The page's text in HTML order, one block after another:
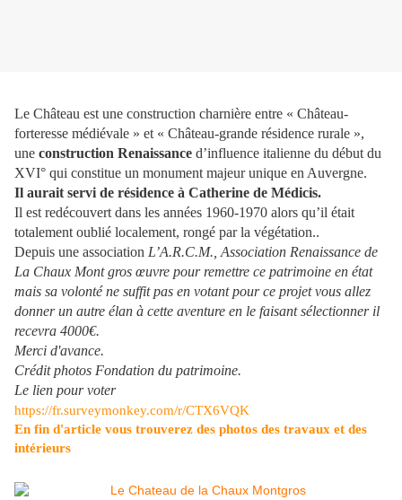
Le Château est une construction charnière entre « Château-
forteresse médiévale » et « Château-grande résidence rurale »,
une construction Renaissance d’influence italienne du début du
XVI° qui constitue un monument majeur unique en Auvergne.
Il aurait servi de résidence à Catherine de Médicis.
Il est redécouvert dans les années 1960-1970 alors qu’il était
totalement oublié localement, rongé par la végétation..
Depuis une association L’A.R.C.M., Association Renaissance de
La Chaux Mont gros œuvre pour remettre ce patrimoine en état
mais sa volonté ne suffit pas en votant pour ce projet vous allez
donner un autre élan à cette aventure en le faisant sélectionner il
recevra 4000€.
Merci d'avance.
Crédit photos Fondation du patrimoine.
Le lien pour voter
https://fr.surveymonkey.com/r/CTX6VQK
En fin d'article vous trouverez des photos des travaux et des
intérieurs